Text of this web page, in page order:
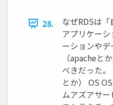
28.
なぜRDSは
アプリケー
ーションや
（apacheと
べきだった
とか） OS
ムアズアサ